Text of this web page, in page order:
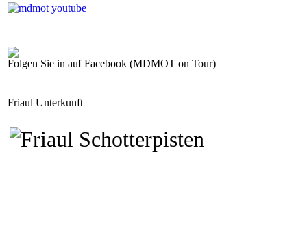
Folgen Sie in auf Facebook (MDMOT on Tour)
Friaul Unterkunft